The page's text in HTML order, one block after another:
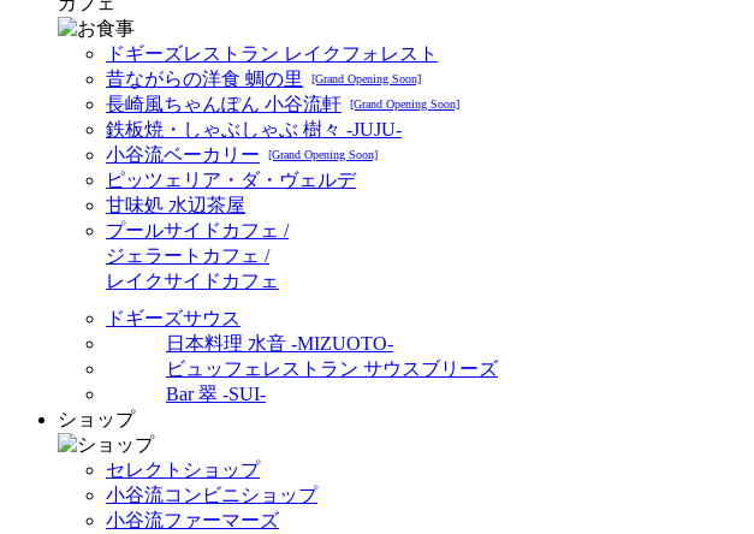
ドギーズレストラン レイクフォレスト
昔ながらの洋食 蜩の里
[Grand Opening Soon]
長崎風ちゃんぽん 小谷流軒 [Grand Opening Soon]
鉄板焼・しゃぶしゃぶ 樹々 -JUJU-
小谷流ベーカリー
[Grand Opening Soon]
ピッツェリア・ダ・ヴェルデ
甘味処 水辺茶屋
プールサイドカフェ /
ジェラートカフェ /
レイクサイドカフェ
ドギーズサウス
日本料理 水音 -MIZUOTO-
ビュッフェレストラン サウスブリーズ
Bar 翠 -SUI-
ショップ
セレクトショップ
小谷流コンビニショップ
小谷流ファーマーズ